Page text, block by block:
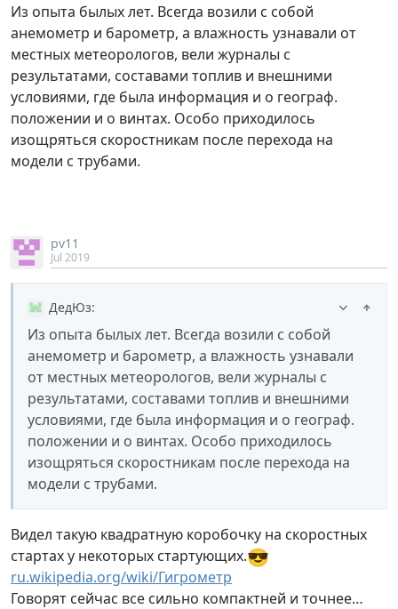
Из опыта былых лет. Всегда возили с собой
анемометр и барометр, а влажность узнавали от
местных метеорологов, вели журналы с
результатами, составами топлив и внешними
условиями, где была информация и о географ.
положении и о винтах. Особо приходилось
изощряться скоростникам после перехода на
модели с трубами.
pv11
Jul 2019
ДедЮз:
Из опыта былых лет. Всегда возили с собой
анемометр и барометр, а влажность узнавали
от местных метеорологов, вели журналы с
результатами, составами топлив и внешними
условиями, где была информация и о географ.
положении и о винтах. Особо приходилось
изощряться скоростникам после перехода на
модели с трубами.
Видел такую квадратную коробочку на скоростных
стартах у некоторых стартующих.😎
ru.wikipedia.org/wiki/Гигрометр
Говорят сейчас все сильно компактней и точнее…